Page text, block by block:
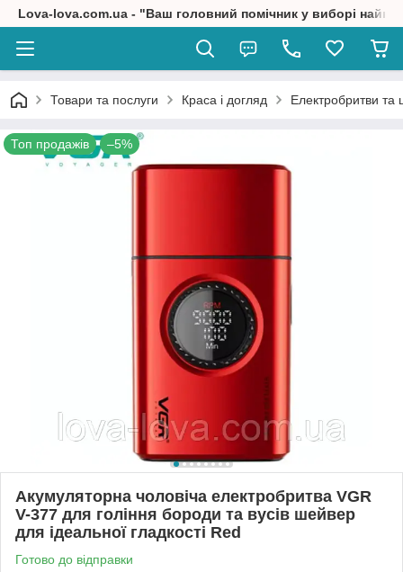
Lova-lova.com.ua - "Ваш головний помічник у виборі
Товари та послуги Краса і догляд Електробритви та
Топ продажів –5%
Акумуляторна чоловіча електробритва VGR
V-377 для гоління бороди та вусів шейвер
для ідеальної гладкості Red
Готово до відправки